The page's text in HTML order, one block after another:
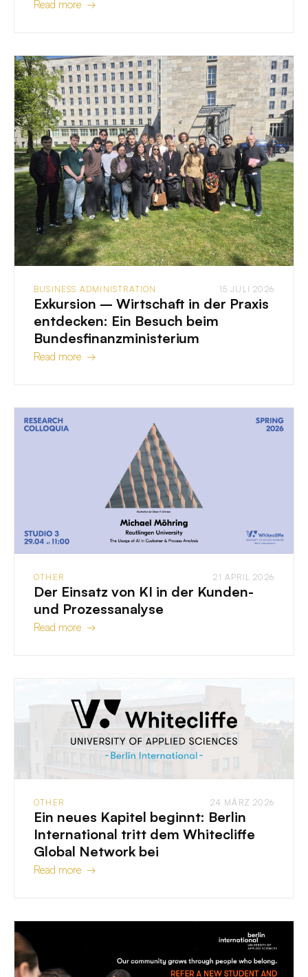
Read more →
BUSINESS ADMINISTRATION 15 JULI 2026
Exkursion – Wirtschaft in der Praxis
entdecken: Ein Besuch beim
Bundesfinanzministerium
Read more →
OTHER 21 APRIL 2026
Der Einsatz von KI in der Kunden-
und Prozessanalyse
Read more →
OTHER 24 MÄRZ 2026
Ein neues Kapitel beginnt: Berlin
International tritt dem Whitecliffe
Global Network bei
Read more →